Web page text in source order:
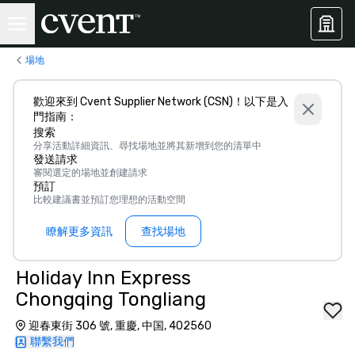
場地
歡迎來到 Cvent Supplier Network (CSN)！以下是入
門指南：
搜索
分享活動詳細資訊、尋找場地並將其新增到您的清單中
發送請求
審閱選定的場地並創建請求
預訂
比較建議書並預訂您理想的活動空間
瞭解更多資訊 查找場地
Holiday Inn Express
Chongqing Tongliang
迎春東街 306 號, 重慶, 中国, 402560
聯繫我們